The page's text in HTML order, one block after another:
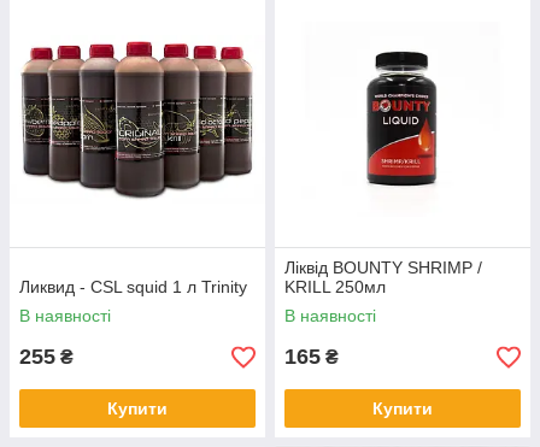
Ликвид - CSL squid 1 л Trinity
В наявності
255 ₴
Купити
Ліквід BOUNTY SHRIMP /
KRILL 250мл
В наявності
165 ₴
Купити